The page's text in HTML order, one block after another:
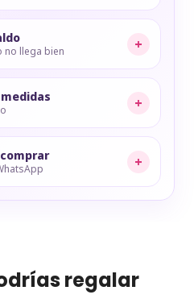
no llega bien +
+
+
regalar